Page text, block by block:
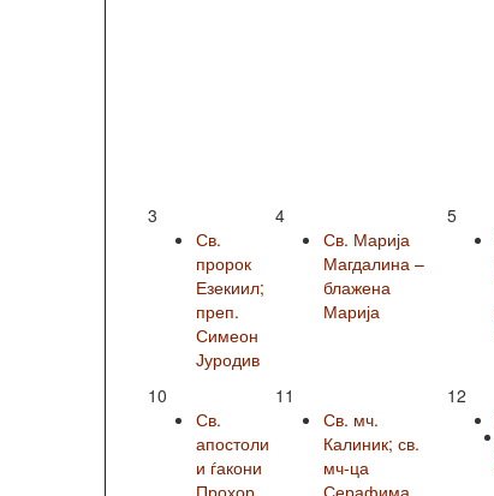
3
Св.
пророк
Езекиил;
преп.
Симеон
Јуродив
4
Св. Марија
Магдалина –
блажена
Марија
5
10
Св.
апостоли
и ѓакони
Прохор,
11
Св. мч.
Калиник; св.
мч-ца
Серафима
12